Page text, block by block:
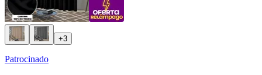
+3
Patrocinado